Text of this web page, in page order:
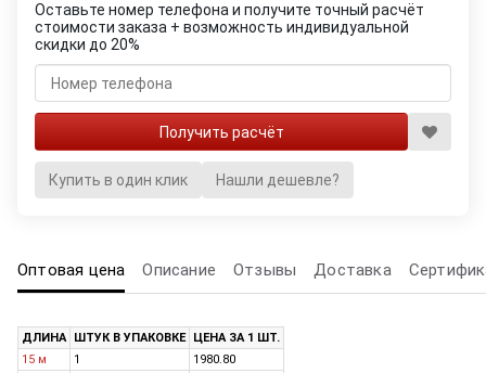
Оставьте номер телефона и получите точный расчёт
стоимости заказа + возможность индивидуальной
скидки до 20%
Купить в один клик Нашли дешевле?
Оптовая цена Описание Отзывы Доставка
ДЛИНА ШТУК В УПАКОВКЕ
ЦЕНА ЗА 1 ШТ.
15 м
1
1980.80